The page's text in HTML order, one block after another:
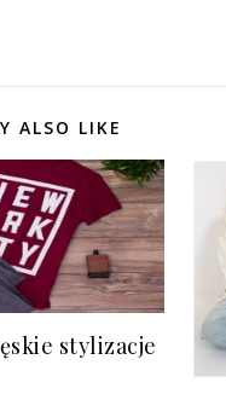
ALSO LIKE
stylizacje